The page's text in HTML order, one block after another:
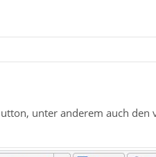
unter anderem auch den